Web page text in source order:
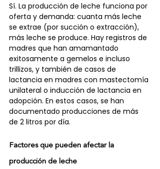
Sí. La producción de leche funciona por
oferta y demanda: cuanta más leche
se extrae (por succión o extracción),
más leche se produce. Hay registros de
madres que han amamantado
exitosamente a gemelos e incluso
trillizos, y también de casos de
lactancia en madres con mastectomía
unilateral o inducción de lactancia en
adopción. En estos casos, se han
documentado producciones de más
de 2 litros por día.
Factores que pueden afectar la
producción de leche